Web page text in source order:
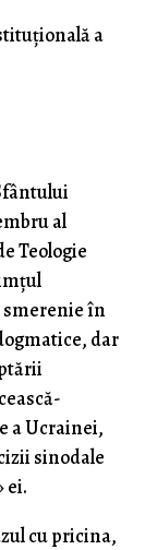
a
al
Teologie
smerenie în
dar
a Ucrainei,
sinodale
ei.
cu pricina,